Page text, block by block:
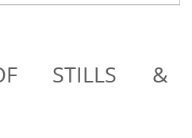
STILLS &